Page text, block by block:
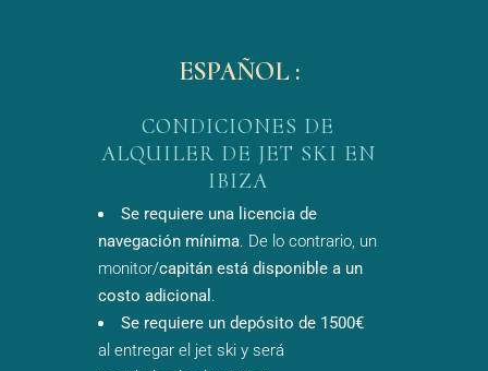
ESPAÑOL :
CONDICIONES DE
ALQUILER DE JET SKI EN
IBIZA
Se requiere una licencia de
navegación mínima. De lo contrario, un
monitor/capitán está disponible a un
costo adicional .
Se requiere un depósito de 1500€
al entregar el jet ski y será